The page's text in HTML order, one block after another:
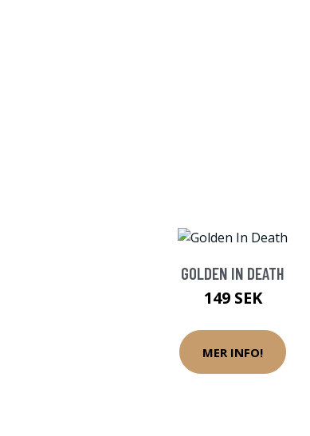
GOLDEN IN DEATH
149 SEK
MER INFO!